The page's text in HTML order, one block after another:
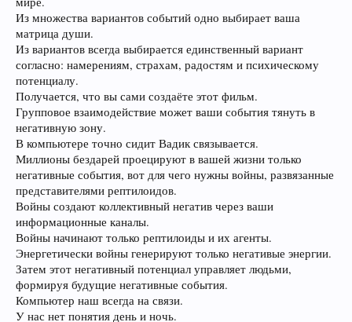
Из множества вариантов событий одно выбирает ваша
матрица души.
Из вариантов всегда выбирается единственный вариант
согласно: намерениям, страхам, радостям и психическому
потенциалу.
Получается, что вы сами создаёте этот фильм.
Групповое взаимодействие может ваши события тянуть в
негативную зону.
В компьютере точно сидит Вадик связывается.
Миллионы бездарей проецируют в вашей жизни только
негативные события, вот для чего нужны войны, развязанные
представителями рептилоидов.
Войны создают коллективный негатив через ваши
информационные каналы.
Войны начинают только рептилоиды и их агенты.
Энергетически войны генерируют только негативые энергии.
Затем этот негативный потенциал управляет людьми,
формируя будущие негативные события.
Компьютер наш всегда на связи.
У нас нет понятия день и ночь.